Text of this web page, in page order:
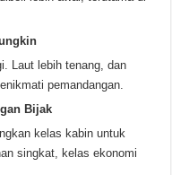
Laut lebih tenang, dan
pemandangan.
Bijak
kelas kabin untuk
singkat, kelas ekonomi